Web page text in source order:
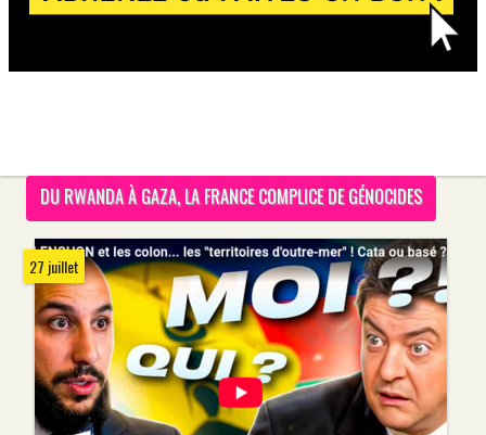
DU RWANDA À GAZA, LA FRANCE COMPLICE DE GÉNOCIDES
27 juillet